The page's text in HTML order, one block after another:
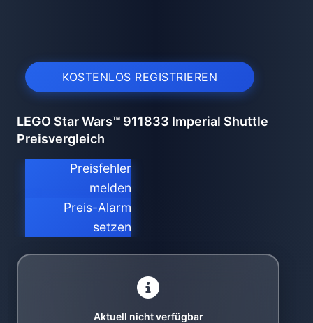
KOSTENLOS REGISTRIEREN
LEGO Star Wars™ 911833 Imperial Shuttle
Preisvergleich
Preisfehler
melden
Preis-Alarm
setzen
Aktuell nicht verfügbar